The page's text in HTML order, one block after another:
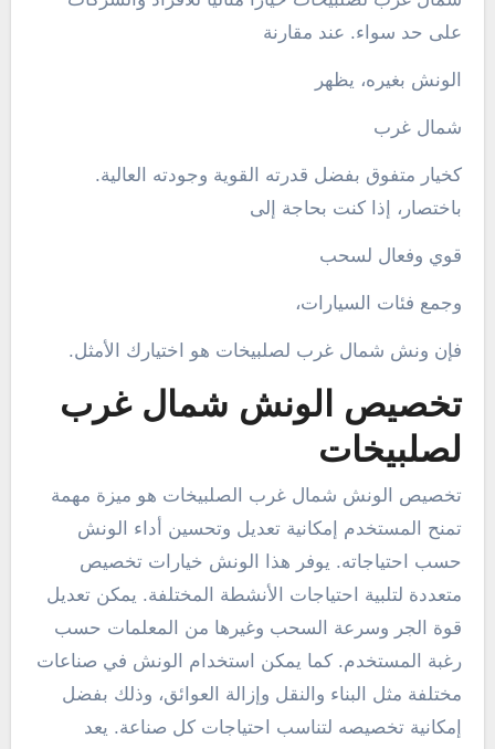
على حد سواء. عند مقارنة
الونش بغيره، يظهر
شمال غرب
كخيار متفوق بفضل قدرته القوية وجودته العالية.
باختصار، إذا كنت بحاجة إلى
قوي وفعال لسحب
وجمع فئات السيارات،
فإن ونش شمال غرب لصلبيخات هو اختيارك الأمثل.
تخصيص الونش شمال غرب
لصلبيخات
تخصيص الونش شمال غرب الصلبيخات هو ميزة مهمة
تمنح المستخدم إمكانية تعديل وتحسين أداء الونش
حسب احتياجاته. يوفر هذا الونش خيارات تخصيص
متعددة لتلبية احتياجات الأنشطة المختلفة. يمكن تعديل
قوة الجر وسرعة السحب وغيرها من المعلمات حسب
رغبة المستخدم. كما يمكن استخدام الونش في صناعات
مختلفة مثل البناء والنقل وإزالة العوائق، وذلك بفضل
إمكانية تخصيصه لتناسب احتياجات كل صناعة. يعد